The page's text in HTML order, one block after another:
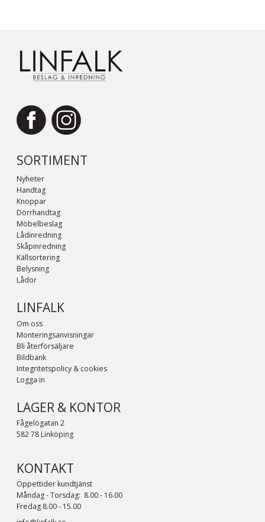
SORTIMENT
Nyheter
Handtag
Knoppar
Dörrhandtag
Möbelbeslag
Lådinredning
Skåpinredning
Källsortering
Belysning
Lådor
LINFALK
Om oss
Monteringsanvisningar
Bli återförsäljare
Bildbank
Integritetspolicy & cookies
Logga in
LAGER & KONTOR
Fågelögatan 2
582 78 Linköping
KONTAKT
Öppettider kundtjänst
Måndag - Torsdag: 8.00 - 16.00
Fredag 8.00 - 15.00